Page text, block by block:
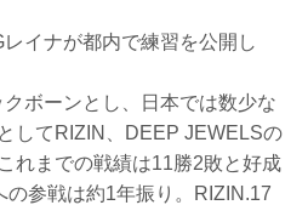
イナが都内で練習を公開し
ボーンとし、日本では数少な
してRIZIN、DEEP JEWELSの
れまでの戦績は11勝2敗と好成
参戦は約1年振り。RIZIN.17